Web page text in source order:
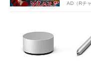
AD（Rチ